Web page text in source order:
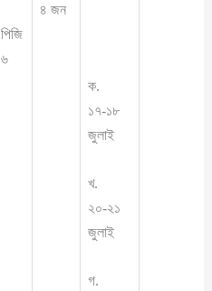
পিজি
৬
৪ জন
ক.
১৭-১৮
জুলাই
খ.
২০-২১
জুলাই
গ.